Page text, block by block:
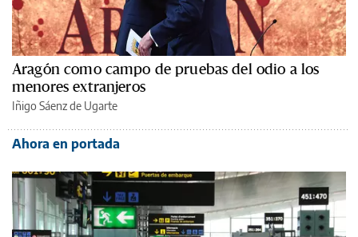
Aragón como campo de pruebas del odio a los
menores extranjeros
Iñigo Sáenz de Ugarte
Ahora en portada